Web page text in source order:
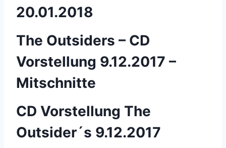
20.01.2018
The Outsiders – CD
Vorstellung 9.12.2017 –
Mitschnitte
CD Vorstellung The
Outsider´s 9.12.2017